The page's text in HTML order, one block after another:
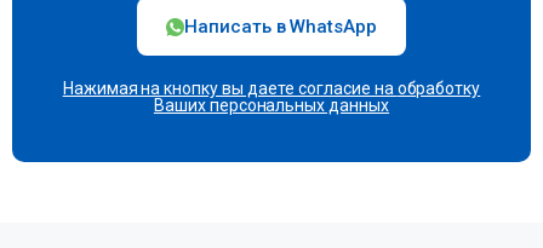
Написать в WhatsApp
Нажимая на кнопку вы даете согласие на обработку
Ваших персональных данных